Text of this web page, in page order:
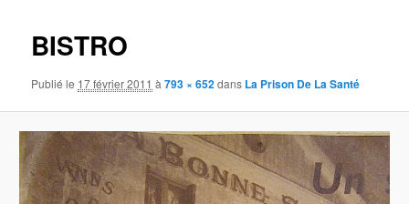
BISTRO
Publié le 17 février 2011 à793 × 652dans La Prison De La Santé